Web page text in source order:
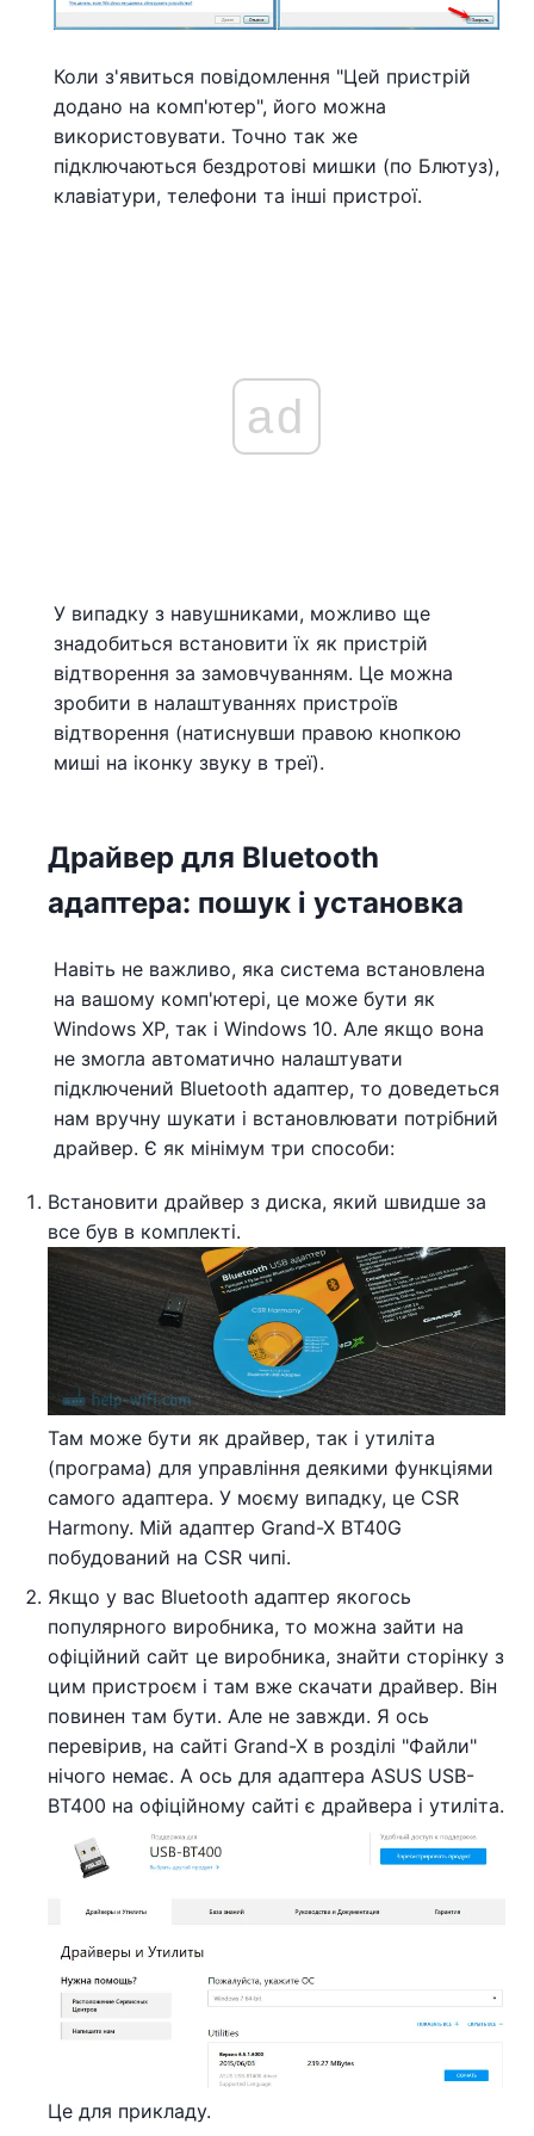
Коли з'явиться повідомлення "Цей пристрій
додано на комп'ютер", його можна
використовувати. Точно так же
підключаються бездротові мишки (по Блютуз),
клавіатури, телефони та інші пристрої.
ad
У випадку з навушниками, можливо ще
знадобиться встановити їх як пристрій
відтворення за замовчуванням. Це можна
зробити в налаштуваннях пристроїв
відтворення (натиснувши правою кнопкою
миші на іконку звуку в треї).
Драйвер для Bluetooth
адаптера: пошук і установка
Навіть не важливо, яка система встановлена ​​
на вашому комп'ютері, це може бути як
Windows XP, так і Windows 10. Але якщо вона
не змогла автоматично налаштувати
підключений Bluetooth адаптер, то доведеться
нам вручну шукати і встановлювати потрібний
драйвер. Є як мінімум три способи:
Встановити драйвер з диска, який швидше за
все був в комплекті.
Там може бути як драйвер, так і утиліта
(програма) для управління деякими функціями
самого адаптера. У моєму випадку, це CSR
Harmony. Мій адаптер Grand-X BT40G
побудований на CSR чипі.
Якщо у вас Bluetooth адаптер якогось
популярного виробника, то можна зайти на
офіційний сайт це виробника, знайти сторінку з
цим пристроєм і там вже скачати драйвер. Він
повинен там бути. Але не завжди. Я ось
перевірив, на сайті Grand-X в розділі "Файли"
нічого немає. А ось для адаптера ASUS USB-
BT400 на офіційному сайті є драйвера і утиліта.
Це для прикладу.